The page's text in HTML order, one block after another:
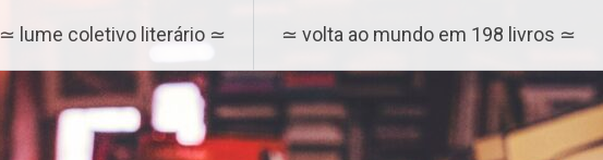
≃ lume coletivo literário ≃ ≃ volta ao mundo em 198 livros ≃